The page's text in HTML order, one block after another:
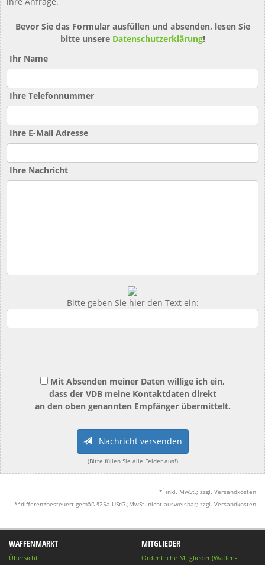
Bevor Sie das Formular ausfüllen und absenden, lesen Sie
bitte unsere Datenschutzerklärung!
Ihr Name
Ihre Telefonnummer
Ihre E-Mail Adresse
Ihre Nachricht
Bitte geben Sie hier den Text ein:
Mit Absenden meiner Daten willige ich ein,
dass der VDB meine Kontaktdaten direkt
an den oben genannten Empfänger übermittelt.
Nachricht versenden
(Bitte füllen Sie alle Felder aus!)
* 1 inkl. MwSt.; zzgl. Versandkosten
*2differenzbesteuert gemäß §25a UStG.;MwSt. nicht ausweisbar; zzgl. Versandkosten
WAFFENMARKT
Übersicht
MITGLIEDER
Ordentliche Mitglieder (Waffen-